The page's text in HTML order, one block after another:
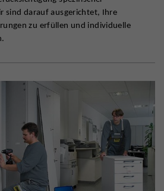
sind darauf ausgerichtet, Ihre
zu erfüllen und individuelle